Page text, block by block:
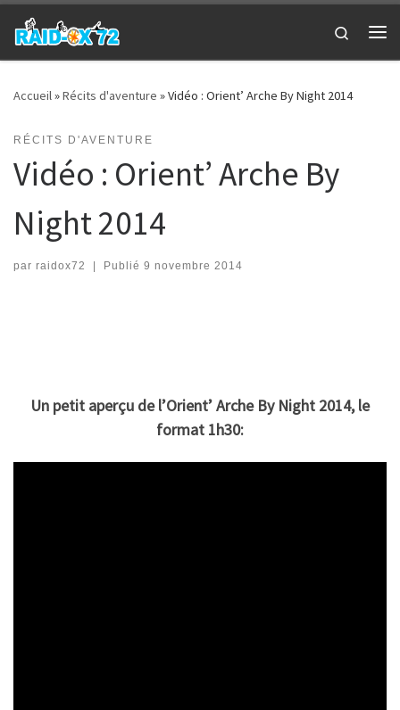
Passer au contenu
Search
Accueil»Récits d'aventure »Vidéo : Orient’ Arche By Night 2014
RÉCITS D'AVENTURE
Vidéo : Orient’ Arche By
Night 2014
par raidox72 | Publié 9 novembre 2014
Un petit aperçu de l’Orient’ Arche By Night 2014, le
format 1h30: